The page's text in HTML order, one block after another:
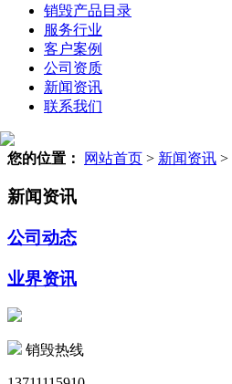
销毁产品目录
服务行业
客户案例
公司资质
新闻资讯
联系我们
您的位置： 网站首页 > 新闻资讯 >
新闻资讯
公司动态
业界资讯
销毁热线